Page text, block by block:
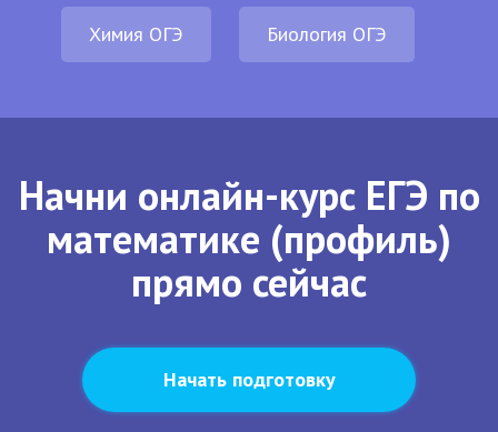
Химия ОГЭ Биология ОГЭ
Начни онлайн-курс ЕГЭ по
математике (профиль)
прямо сейчас
Начать подготовку